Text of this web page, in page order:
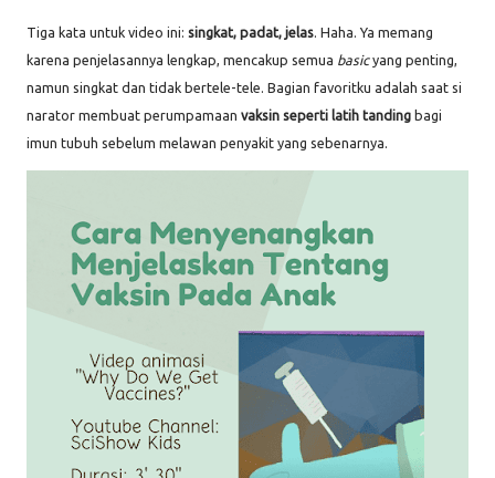
Tiga kata untuk video ini: singkat, padat, jelas . Haha. Ya memang
karena penjelasannya lengkap, mencakup semua basicyang penting,
namun singkat dan tidak bertele-tele. Bagian favoritku adalah saat si
narator membuat perumpamaan vaksin seperti latih tanding bagi
imun tubuh sebelum melawan penyakit yang sebenarnya.